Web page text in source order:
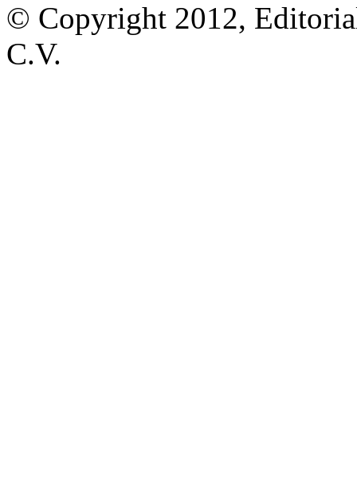
© Copyright 2012,
C.V.